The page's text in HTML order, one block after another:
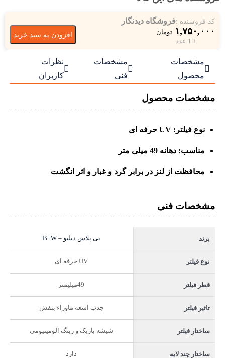
کد فروشنده :فروشگاه دیدنگار
۱,۷۵۰,۰۰۰ تومان
1 عدد
افزودن به سبد خرید

مشخصات
محصول

مشخصات
فنی

نظرات
کاربران
مشخصات محصول
نوع فیلتر: UV حرفه ای
مناسب: دهانه 49 میلی متر
محافظت از لنز در برابر گرد و غبار و اثر انگشت
مشخصات فنی
برند بی پلاس دبلیو – B+W
نوع فیلتر UV حرفه ای
قطر فیلتر 49میلیمتر
تاثیر فیلتر جذب اشعه ماوراء بنفش
ساختار فیلتر شیشه باریک و رینگ آلومینیومی
ساختار چند لایه دارد